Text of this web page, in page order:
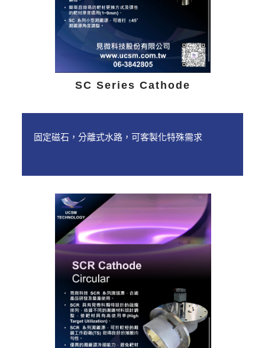
SC Series Cathode
固定磁石，分離式水路，可客製化特殊需求